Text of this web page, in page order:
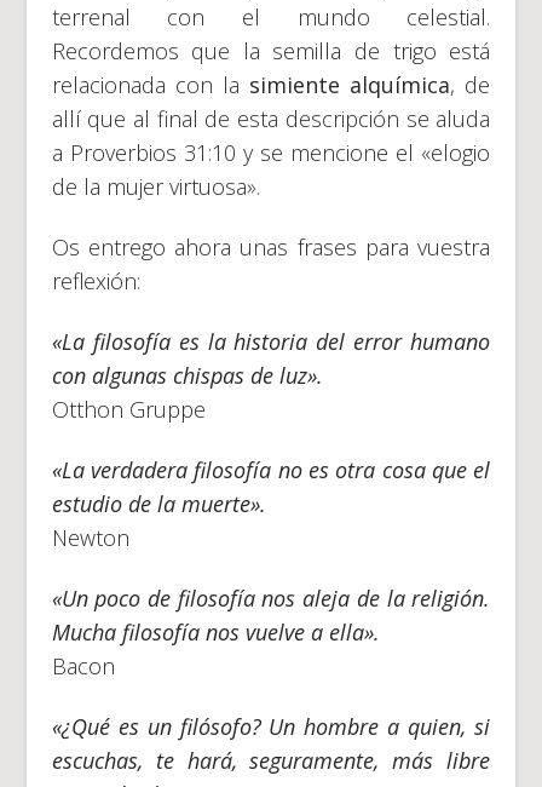
terrenal con el mundo celestial.
Recordemos que la semilla de trigo está
relacionada con la simiente alquímica, de
allí que al final de esta descripción se aluda
a Proverbios 31:10 y se mencione el «elogio
de la mujer virtuosa».
Os entrego ahora unas frases para vuestra
reflexión:
«La filosofía es la historia del error humano
con algunas chispas de luz».
Otthon Gruppe
«La verdadera filosofía no es otra cosa que el
estudio de la muerte».
Newton
«Un poco de filosofía nos aleja de la religión.
Mucha filosofía nos vuelve a ella».
Bacon
«¿Qué es un filósofo? Un hombre a quien, si
escuchas, te hará, seguramente, más libre